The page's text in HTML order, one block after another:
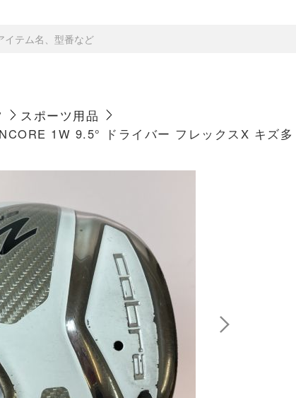
スポーツ用品
1W 9.5° ドライバー フレックスX キズ多